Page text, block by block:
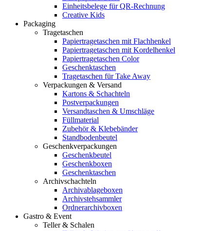
Einheitsbelege für QR-Rechnung
Creative Kids
Packaging
Tragetaschen
Papiertragetaschen mit Flachhenkel
Papiertragetaschen mit Kordelhenkel
Papiertragetaschen Color
Geschenktaschen
Tragetaschen für Take Away
Verpackungen & Versand
Kartons & Schachteln
Postverpackungen
Versandtaschen & Umschläge
Füllmaterial
Zubehör & Klebebänder
Standbodenbeutel
Geschenkverpackungen
Geschenkbeutel
Geschenkboxen
Geschenktaschen
Archivschachteln
Archivablageboxen
Archivstehsammler
Ordnerarchivboxen
Gastro & Event
Teller & Schalen